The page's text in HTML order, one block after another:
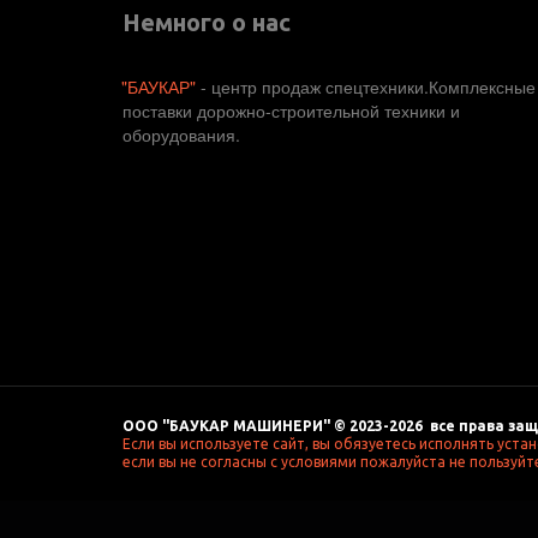
Немного о нас
"БАУКАР" - центр продаж спецтехники.Комплексные
поставки дорожно-строительной техники и
оборудования.
ООО "БАУКАР МАШИНЕРИ" © 2023-2026  все права
Если вы используете сайт, вы обязуетесь исполнять
если вы не согласны с условиями пожалуйста не